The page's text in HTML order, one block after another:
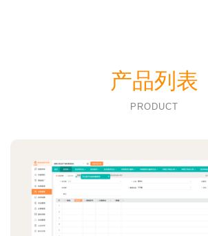
产品列表
PRODUCT